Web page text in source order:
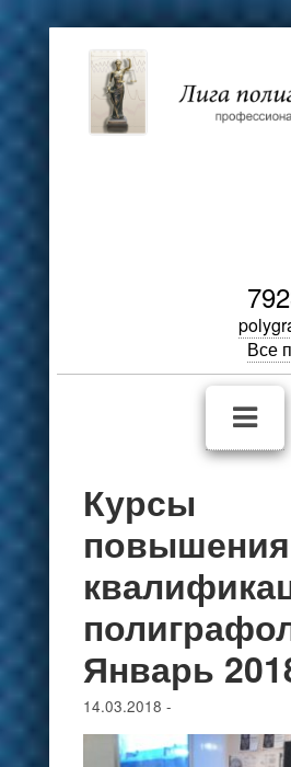
Все
Курсы
повышения
Январь
14.03.2018 -